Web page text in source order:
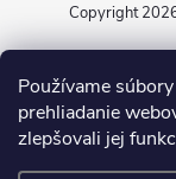
Používame
prehliadanie
zlepšovali jej
Copyright